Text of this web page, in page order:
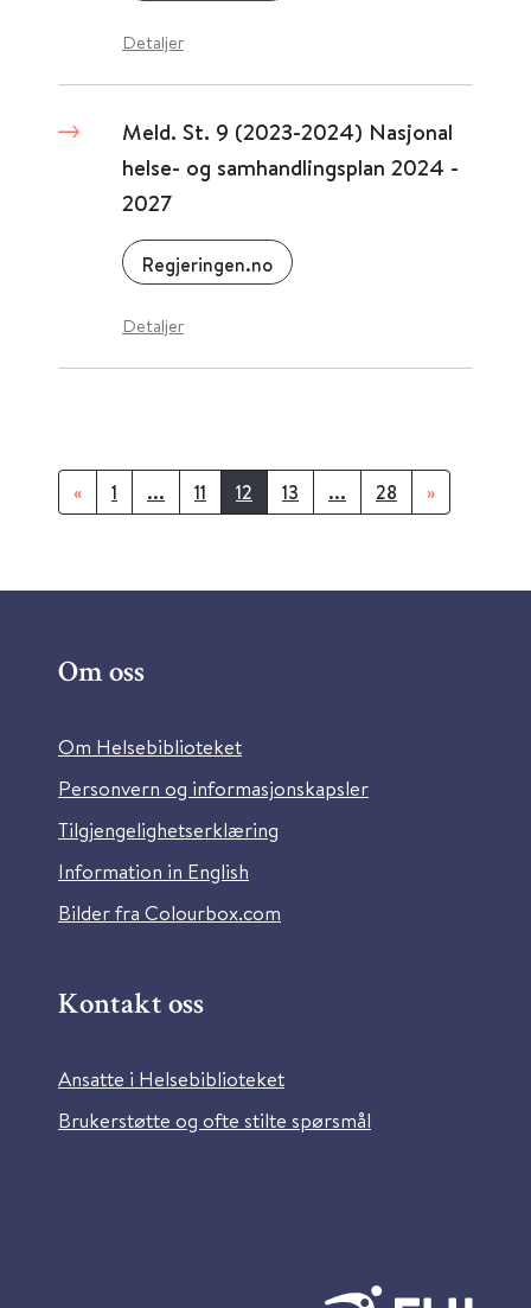
Detaljer
Meld. St. 9 (2023-2024) Nasjonal
helse- og samhandlingsplan 2024 -
2027
Regjeringen.no
Detaljer
« 1 ... 11 12 13 ... 28 »
Om oss
Om Helsebiblioteket
Personvern og informasjonskapsler
Tilgjengelighetserklæring
Information in English
Bilder fra Colourbox.com
Kontakt oss
Ansatte i Helsebiblioteket
Brukerstøtte og ofte stilte spørsmål